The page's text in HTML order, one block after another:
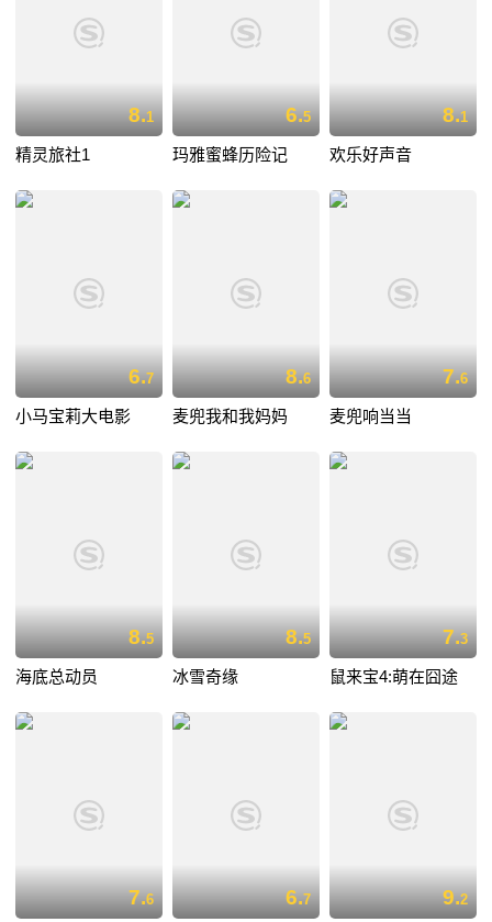
8.1
精灵旅社1
6.5
玛雅蜜蜂历险记
8.1
欢乐好声音
6.7
小马宝莉大电影
8.6
麦兜我和我妈妈
7.6
麦兜响当当
8.5
海底总动员
8.5
冰雪奇缘
7.3
鼠来宝4:萌在囧途
7.6 6.7 9.2